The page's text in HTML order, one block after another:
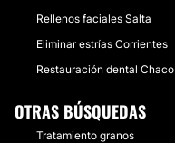
Rellenos faciales Salta
Eliminar estrías Corrientes
Restauración dental Chaco
OTRAS BÚSQUEDAS
Tratamiento granos